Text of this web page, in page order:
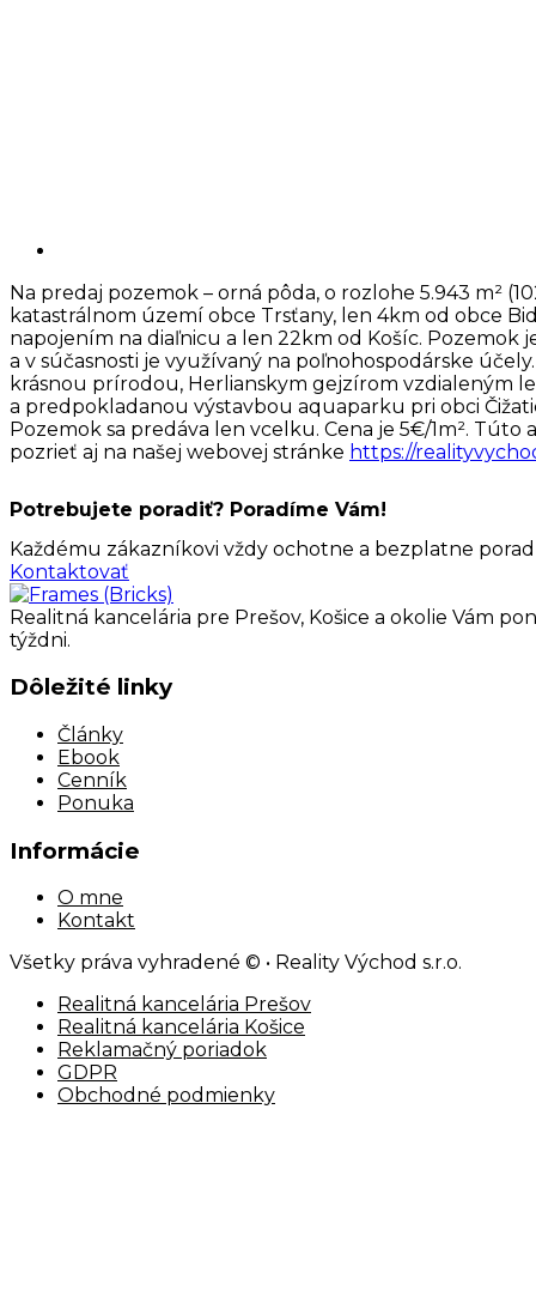
Na predaj pozemok – orná pôda, o rozlohe 5.943 m²
katastrálnom území obce Trsťany, len 4km od obce
napojením na diaľnicu a len 22km od Košíc. Pozemok
a v súčasnosti je využívaný na poľnohospodárske
krásnou prírodou, Herlianskym gejzírom vzdialeným
a predpokladanou výstavbou aquaparku pri obci
Pozemok sa predáva len vcelku. Cena je 5€/1m². Túto
pozrieť aj na našej webovej stránke https://
Potrebujete poradiť? Poradíme Vám!
Každému zákazníkovi vždy ochotne a bezplatne
Kontaktovať
Realitná kancelária pre Prešov, Košice a okolie Vám
týždni.
Dôležité linky
Články
Ebook
Cenník
Ponuka
Informácie
O mne
Kontakt
Všetky práva vyhradené © • Reality Východ s.r.o.
Realitná kancelária Prešov
Realitná kancelária Košice
Reklamačný poriadok
GDPR
Obchodné podmienky